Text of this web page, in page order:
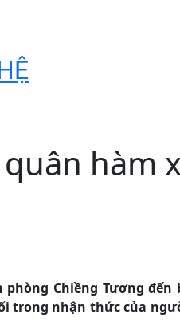
hàm
Chiềng Tương đến
trong nhận thức của